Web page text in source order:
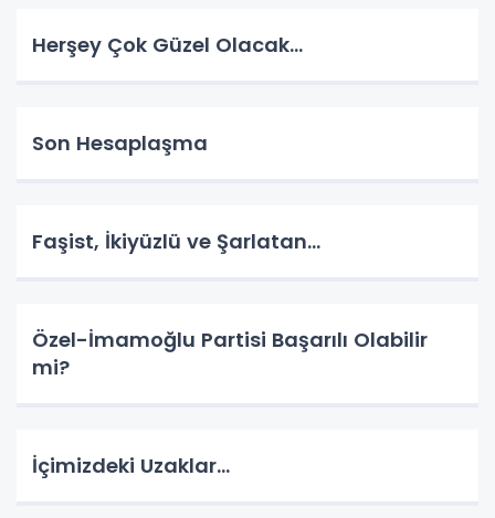
Herşey Çok Güzel Olacak…
Son Hesaplaşma
Faşist, İkiyüzlü ve Şarlatan…
Özel-İmamoğlu Partisi Başarılı Olabilir
mi?
İçimizdeki Uzaklar…